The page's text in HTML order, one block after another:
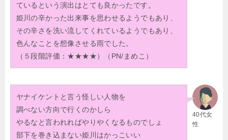
ているという演出はとても良かったです。
姫川の辛かった出来事を思わせるようでもあり、
その辛さを洗い流してくれているようでもあり、
色んなことを想像させる雨でした。
（５段階評価：★★★★）（PN/まめこ）
40代女
性
ヤナイケントと言う怪しい人物を
調べない方向で行くのかしら
やるなと言われればやりやくなるものでしょ
部下を巻き込まない姫川はかっこいい